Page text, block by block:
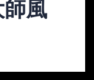
風